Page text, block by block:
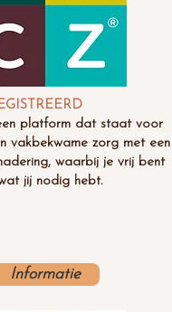
platform dat staat voor
vakbekwame zorg met een
waarbij je vrij bent
jij nodig hebt.
Informatie